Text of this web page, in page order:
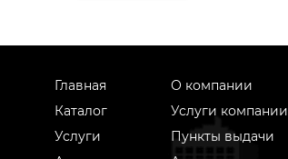
Главная
Каталог
Услуги
О компании
Услуги компании
Пункты выдачи